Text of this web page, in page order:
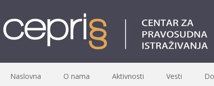
Naslovna O nama Aktivnosti Vesti